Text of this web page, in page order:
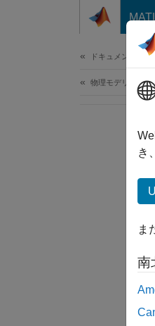
コンテンツへスキップ
ドキュメンテーシ
物理モデリング
き
ま
南